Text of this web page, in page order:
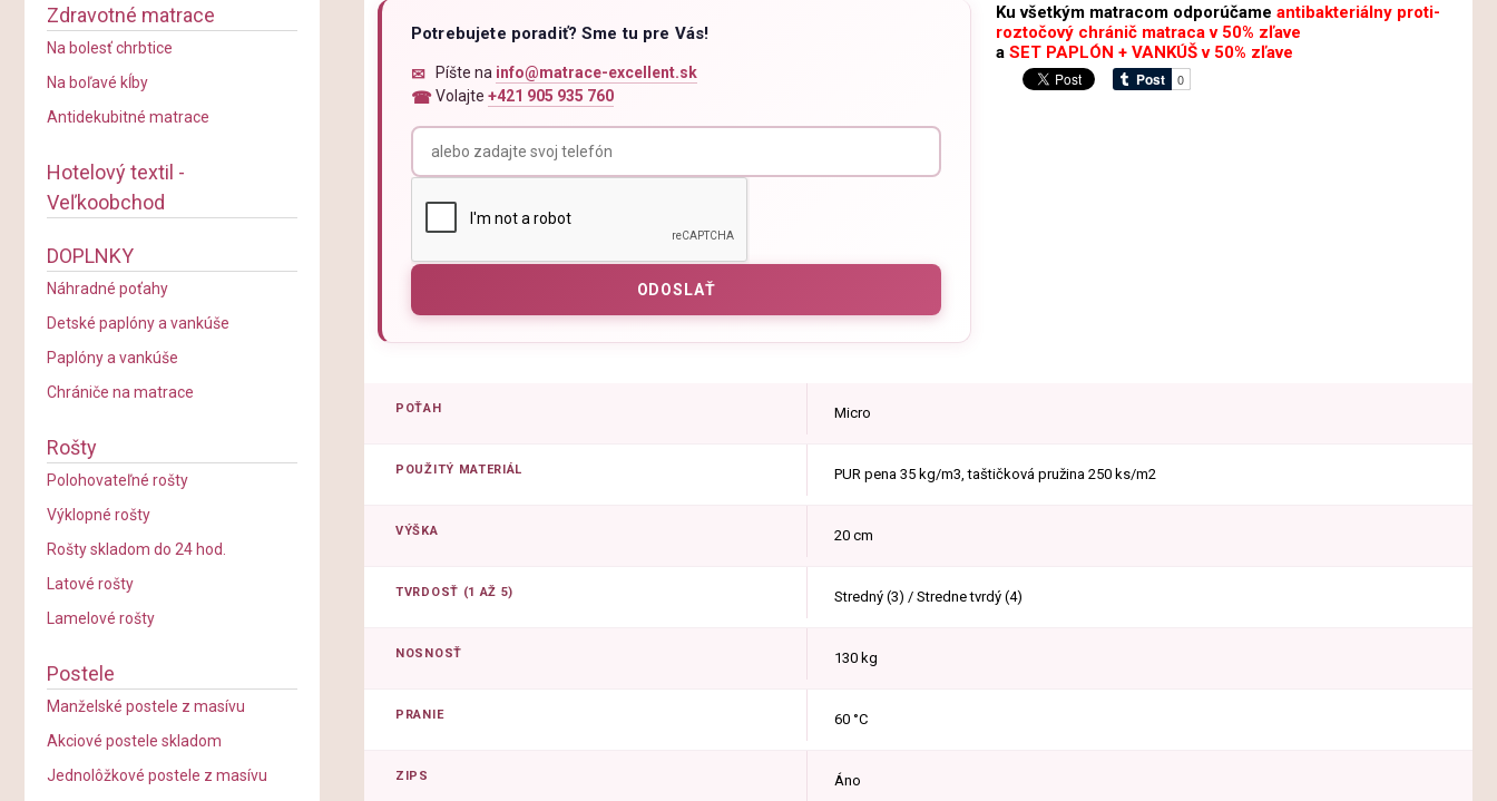
Zdravotné matrace
Na bolesť chrbtice
Na boľavé kĺby
Antidekubitné matrace
Hotelový textil -
Veľkoobchod
DOPLNKY
Náhradné poťahy
Detské paplóny a vankúše
Paplóny a vankúše
Chrániče na matrace
Rošty
Polohovateľné rošty
Výklopné rošty
Rošty skladom do 24 hod.
Latové rošty
Lamelové rošty
Postele
Manželské postele z masívu
Akciové postele skladom
Jednolôžkové postele z masívu
Potrebujete poradiť? Sme tu pre Vás!
Píšte na info@matrace-excellent.sk
Volajte +421 905 935 760
Ku všetkým matracom odporúčame antibakteriálny proti-
roztočový chránič matraca v 50% zľave
a SET PAPLÓN + VANKÚŠ v 50% zľave
POŤAH Micro
POUŽITÝ MATERIÁL PUR pena 35 kg/m3, taštičková pružina 250 ks/m2
VÝŠKA 20 cm
TVRDOSŤ (1 AŽ 5) Stredný (3) / Stredne tvrdý (4)
NOSNOSŤ 130 kg
PRANIE 60 °C
ZIPS Áno